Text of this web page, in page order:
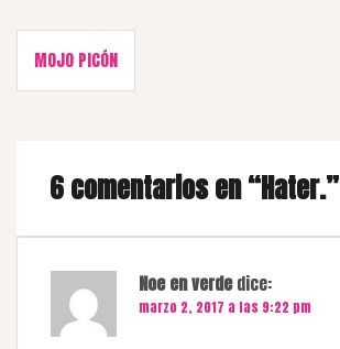
Navegación
deMOJO PICÓN
6 comentarios en “Hater.”
Noe en verde dice:
marzo 2, 2017 a las 9:22 pm